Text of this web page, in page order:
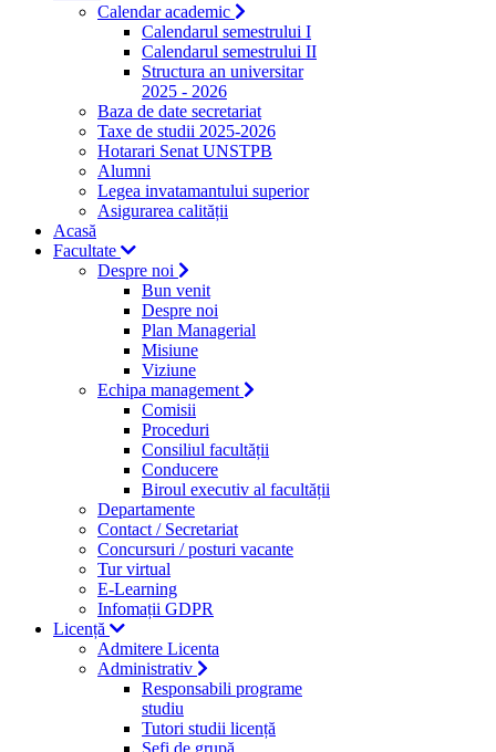
Calendar academic
Calendarul semestrului I
Calendarul semestrului II
Structura an universitar
2025 - 2026
Baza de date secretariat
Taxe de studii 2025-2026
Hotarari Senat UNSTPB
Alumni
Legea invatamantului superior
Asigurarea calității
Acasă
Facultate
Despre noi
Bun venit
Despre noi
Plan Managerial
Misiune
Viziune
Echipa management
Comisii
Proceduri
Consiliul facultății
Conducere
Biroul executiv al facultății
Departamente
Contact / Secretariat
Concursuri / posturi vacante
Tur virtual
E-Learning
Infomații GDPR
Licență
Admitere Licenta
Administrativ
Responsabili programe
studiu
Tutori studii licență
Şefi de grupă